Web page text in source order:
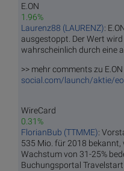
E.ON
1.96%
Laurenz88 (LAURENZ):
ausgestoppt. Der Wert
wahrscheinlich durch eine
>> mehr comments zu E.ON
social.com/launch/aktie/
WireCard
0.31%
FlorianBub (TTMME):
535 Mio. für 2018
Wachstum von 31-25%
Buchungsportal